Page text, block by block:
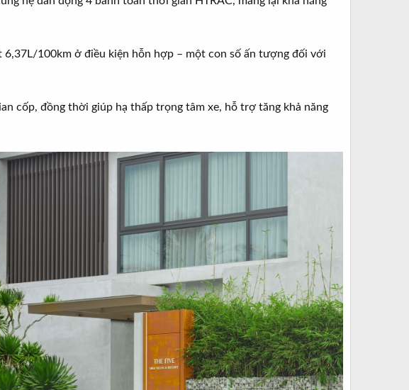
100km ở điều kiện hỗn hợp – một con số ấn tượng đối với
cốp, đồng thời giúp hạ thấp trọng tâm xe, hỗ trợ tăng khả năng